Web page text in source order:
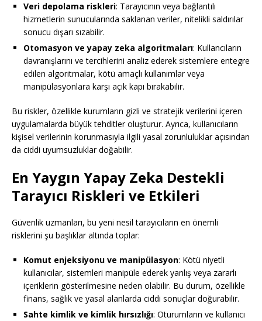
Veri depolama riskleri: Tarayıcının veya bağlantılı
hizmetlerin sunucularında saklanan veriler, nitelikli saldırılar
sonucu dışarı sızabilir.
Otomasyon ve yapay zeka algoritmaları: Kullancıların
davranışlarını ve tercihlerini analiz ederek sistemlere entegre
edilen algoritmalar, kötü amaçlı kullanımlar veya
manipülasyonlara karşı açık kapı bırakabilir.
Bu riskler, özellikle kurumların gizli ve stratejik verilerini içeren
uygulamalarda büyük tehditler oluşturur. Ayrıca, kullanıcıların
kişisel verilerinin korunmasıyla ilgili yasal zorunluluklar açısından
da ciddi uyumsuzluklar doğabilir.
En Yaygın Yapay Zeka Destekli
Tarayıcı Riskleri ve Etkileri
Güvenlik uzmanları, bu yeni nesil tarayıcıların en önemli
risklerini şu başlıklar altında toplar:
Komut enjeksiyonu ve manipülasyon: Kötü niyetli
kullanıcılar, sistemleri manipüle ederek yanlış veya zararlı
içeriklerin gösterilmesine neden olabilir. Bu durum, özellikle
finans, sağlık ve yasal alanlarda ciddi sonuçlar doğurabilir.
Sahte kimlik ve kimlik hırsızlığı: Oturumların ve kullanıcı